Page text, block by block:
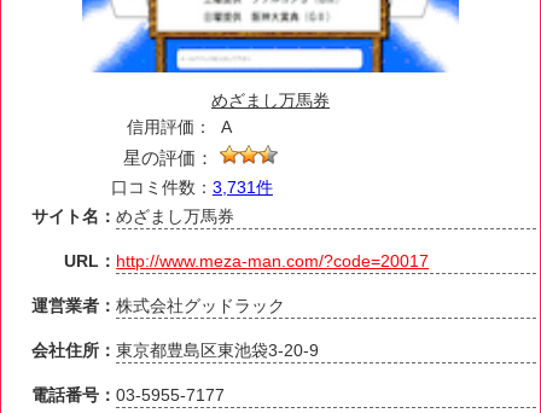
めざまし万馬券
信用評価：
A
星の評価：
口コミ件数： 3,731件
サイト名：めざまし万馬券
URL： http://www.meza-man.com/?code=20017
運営業者：株式会社グッドラック
会社住所：東京都豊島区東池袋3-20-9
電話番号：03-5955-7177